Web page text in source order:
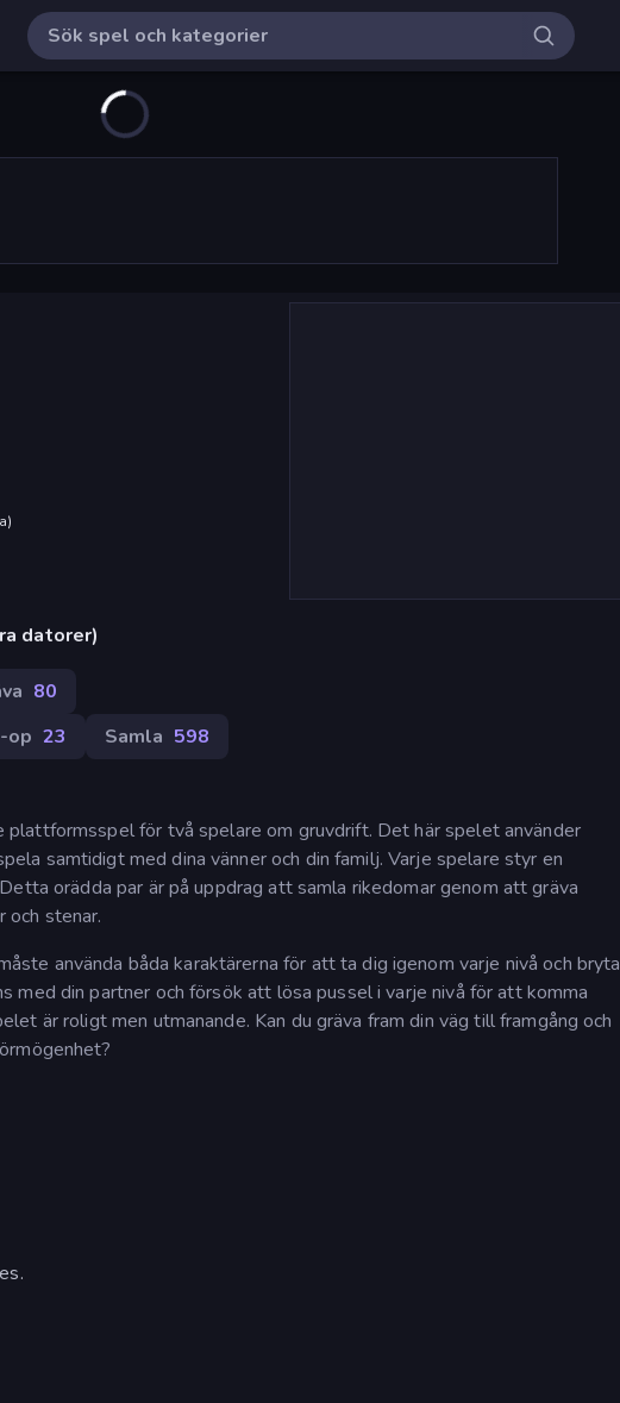
)
datorer)
80
op 23 Samla 598
för två spelare om gruvdrift. Det här spelet använder
samtidigt med dina vänner och din familj. Varje spelare styr en
orädda par är på uppdrag att samla rikedomar genom att gräva
och stenar.
använda båda karaktärerna för att ta dig igenom varje nivå och bryta
med din partner och försök att lösa pussel i varje nivå för att komma
är roligt men utmanande. Kan du gräva fram din väg till framgång och